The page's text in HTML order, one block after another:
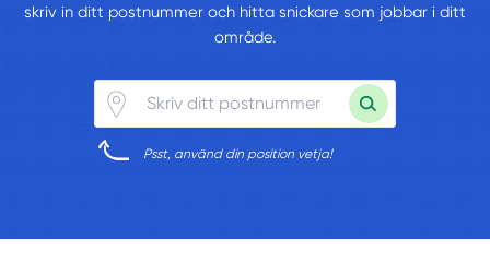
skriv in ditt postnummer och hitta snickare som jobbar i ditt
område.
Psst, använd din position vetja!